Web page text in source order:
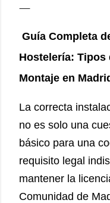
Guía Completa
Hostelería: Tipos
Montaje en
La correcta
no es solo una
básico para una
requisito legal
mantener la
Comunidad de